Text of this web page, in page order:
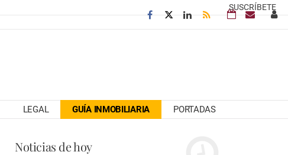
SUSCRÍBETE
LEGAL GUÍA INMOBILIARIA PORTADAS
Noticias de hoy